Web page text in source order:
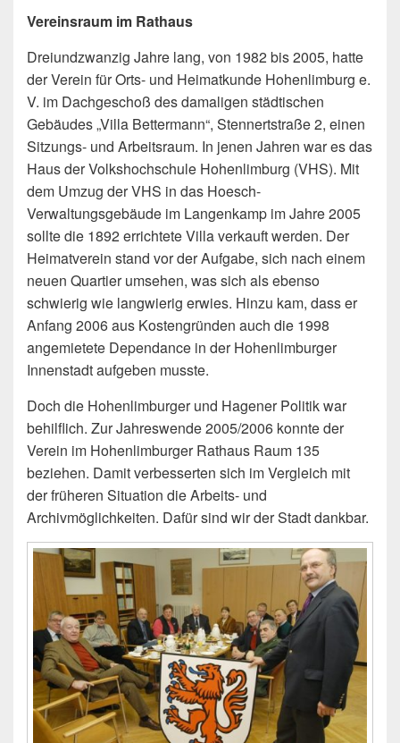
Vereinsraum im Rathaus
Dreiundzwanzig Jahre lang, von 1982 bis 2005, hatte
der Verein für Orts- und Heimatkunde Hohenlimburg e.
V. im Dachgeschoß des damaligen städtischen
Gebäudes „Villa Bettermann“, Stennertstraße 2, einen
Sitzungs- und Arbeitsraum. In jenen Jahren war es das
Haus der Volkshochschule Hohenlimburg (VHS). Mit
dem Umzug der VHS in das Hoesch-
Verwaltungsgebäude im Langenkamp im Jahre 2005
sollte die 1892 errichtete Villa verkauft werden. Der
Heimatverein stand vor der Aufgabe, sich nach einem
neuen Quartier umsehen, was sich als ebenso
schwierig wie langwierig erwies. Hinzu kam, dass er
Anfang 2006 aus Kostengründen auch die 1998
angemietete Dependance in der Hohenlimburger
Innenstadt aufgeben musste.
Doch die Hohenlimburger und Hagener Politik war
behilflich. Zur Jahreswende 2005/2006 konnte der
Verein im Hohenlimburger Rathaus Raum 135
beziehen. Damit verbesserten sich im Vergleich mit
der früheren Situation die Arbeits- und
Archivmöglichkeiten. Dafür sind wir der Stadt dankbar.